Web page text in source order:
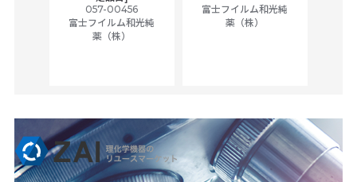
057-00456
富士フイルム和光純
薬（株）
富士フイルム和光純
薬（株）